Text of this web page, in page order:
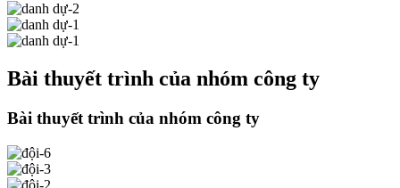
Bài thuyết trình của nhóm công ty
Bài thuyết trình của nhóm công ty